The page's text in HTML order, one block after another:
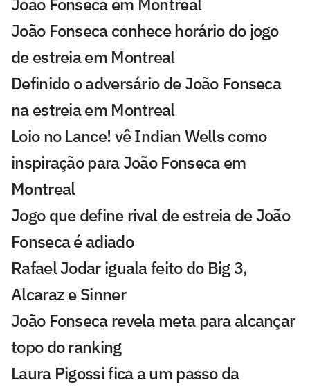
João Fonseca conhece horário do jogo
de estreia em Montreal
Definido o adversário de João Fonseca
na estreia em Montreal
Loio no Lance! vê Indian Wells como
inspiração para João Fonseca em
Montreal
Jogo que define rival de estreia de João
Fonseca é adiado
Rafael Jodar iguala feito do Big 3,
Alcaraz e Sinner
João Fonseca revela meta para alcançar
topo do ranking
Laura Pigossi fica a um passo da